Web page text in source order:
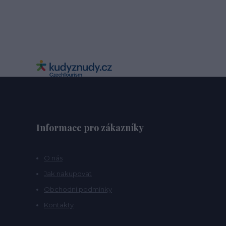
Informace pro zákazníky
O nás
Jak nakupovat
Obchodní podmínky
Kontakty